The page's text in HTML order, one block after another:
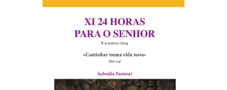
NOTÍCIAS
AGENDA
MULTIMÉDIA
SENTIR COM A IGREJA
CONTACTOS